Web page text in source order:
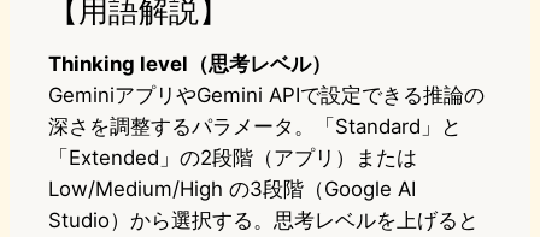
【用語解説】
Thinking level（思考レベル）
GeminiアプリやGemini APIで設定できる推論の
深さを調整するパラメータ。「Standard」と
「Extended」の2段階（アプリ）または
Low/Medium/High の3段階（Google AI
Studio）から選択する。思考レベルを上げると